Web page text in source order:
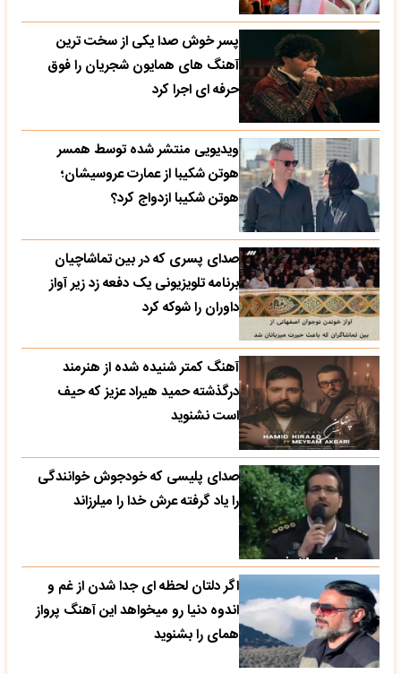
پسر خوش صدا یکی از سخت ترین
آهنگ های همایون شجریان را فوق
حرفه ای اجرا کرد
ویدیویی منتشر شده توسط همسر
هوتن شکیبا از عمارت عروسیشان؛
هوتن شکیبا ازدواج کرد؟
صدای پسری که در بین تماشاچیان
برنامه تلویزیونی یک دفعه زد زیر آواز
داوران را شوکه کرد
آهنگ کمتر شنیده شده از هنرمند
درگذشته حمید هیراد عزیز که حیف
است نشنوید
صدای پلیسی که خودجوش خوانندگی
را یاد گرفته عرش خدا را میلرزاند
اگر دلتان لحظه ای جدا شدن از غم و
اندوه دنیا رو میخواهد این آهنگ پرواز
همای را بشنوید